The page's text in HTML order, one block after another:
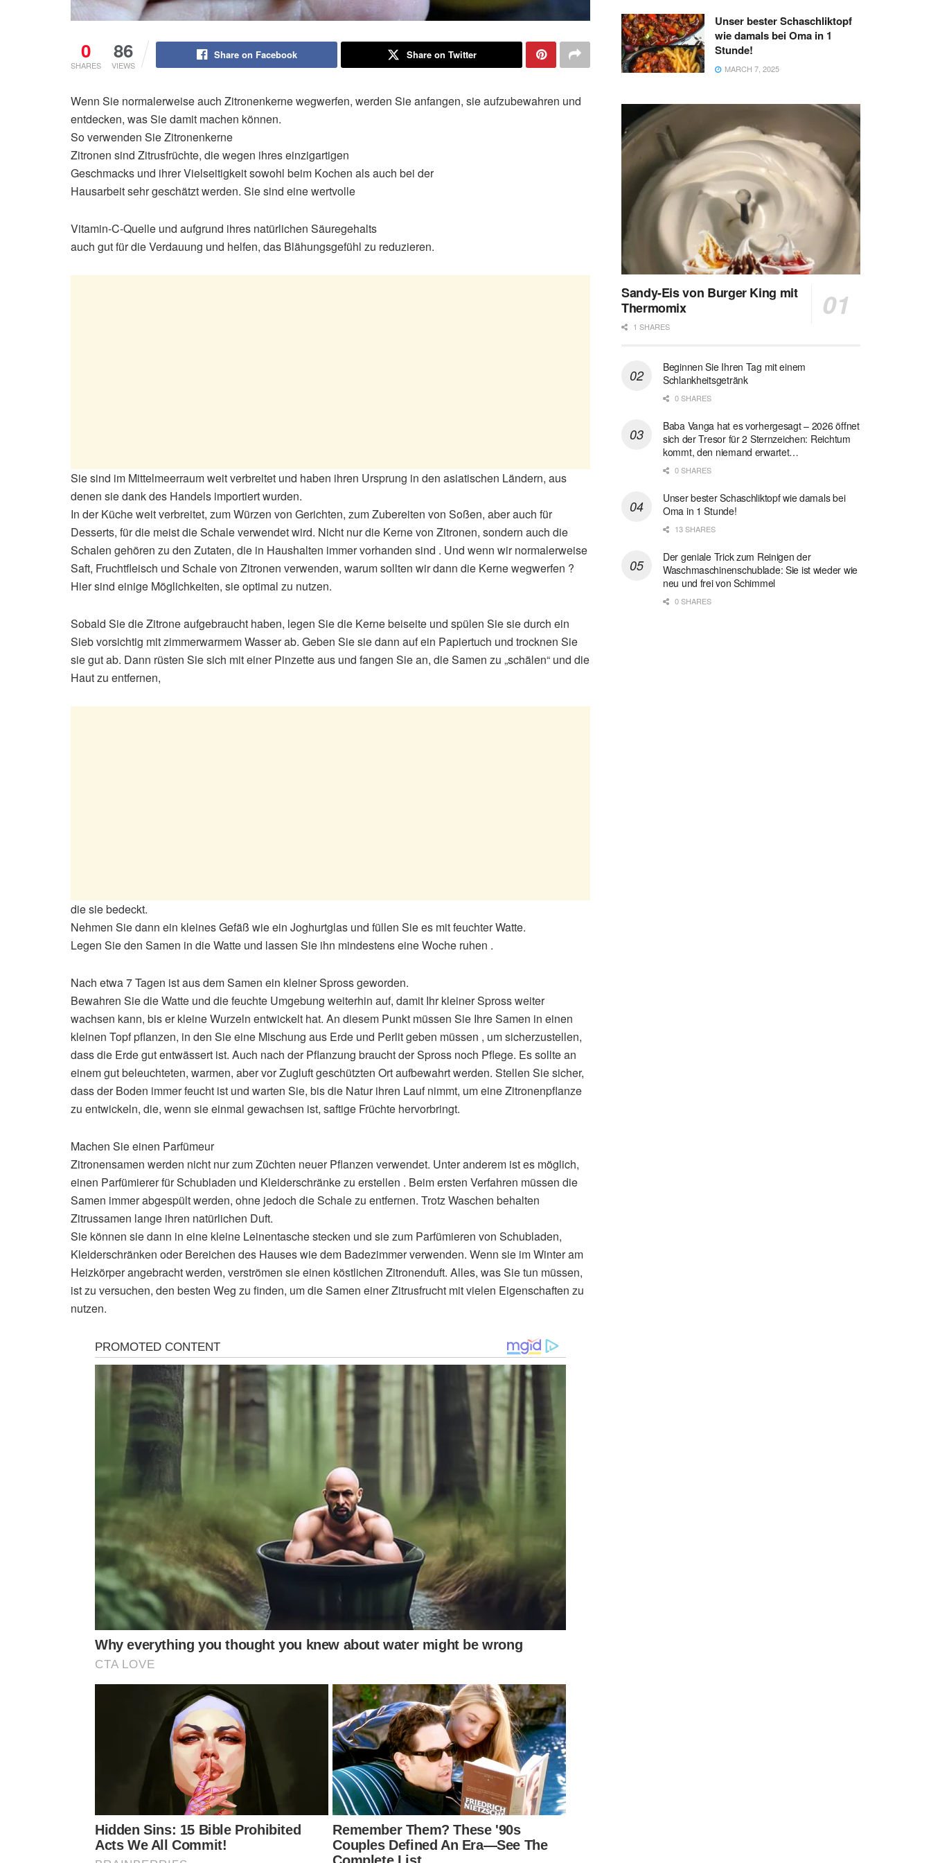
0
SHARES
86
VIEWS
Share on Facebook Share on Twitter
Wenn Sie normalerweise auch Zitronenkerne wegwerfen, werden Sie anfangen, sie aufzubewahren und
entdecken, was Sie damit machen können.
So verwenden Sie Zitronenkerne
Zitronen sind Zitrusfrüchte, die wegen ihres einzigartigen
Geschmacks und ihrer Vielseitigkeit sowohl beim Kochen als auch bei der
Hausarbeit sehr geschätzt werden. Sie sind eine wertvolle
Vitamin-C-Quelle und aufgrund ihres natürlichen Säuregehalts
auch gut für die Verdauung und helfen, das Blähungsgefühl zu reduzieren.
Sie sind im Mittelmeerraum weit verbreitet und haben ihren Ursprung in den asiatischen Ländern, aus
denen sie dank des Handels importiert wurden.
In der Küche weit verbreitet, zum Würzen von Gerichten, zum Zubereiten von Soßen, aber auch für
Desserts, für die meist die Schale verwendet wird. Nicht nur die Kerne von Zitronen, sondern auch die
Schalen gehören zu den Zutaten, die in Haushalten immer vorhanden sind . Und wenn wir normalerweise
Saft, Fruchtfleisch und Schale von Zitronen verwenden, warum sollten wir dann die Kerne wegwerfen ?
Hier sind einige Möglichkeiten, sie optimal zu nutzen.
Sobald Sie die Zitrone aufgebraucht haben, legen Sie die Kerne beiseite und spülen Sie sie durch ein
Sieb vorsichtig mit zimmerwarmem Wasser ab. Geben Sie sie dann auf ein Papiertuch und trocknen Sie
sie gut ab. Dann rüsten Sie sich mit einer Pinzette aus und fangen Sie an, die Samen zu „schälen“ und die
Haut zu entfernen,
die sie bedeckt.
Nehmen Sie dann ein kleines Gefäß wie ein Joghurtglas und füllen Sie es mit feuchter Watte.
Legen Sie den Samen in die Watte und lassen Sie ihn mindestens eine Woche ruhen .
Nach etwa 7 Tagen ist aus dem Samen ein kleiner Spross geworden.
Bewahren Sie die Watte und die feuchte Umgebung weiterhin auf, damit Ihr kleiner Spross weiter
wachsen kann, bis er kleine Wurzeln entwickelt hat. An diesem Punkt müssen Sie Ihre Samen in einen
kleinen Topf pflanzen, in den Sie eine Mischung aus Erde und Perlit geben müssen , um sicherzustellen,
dass die Erde gut entwässert ist. Auch nach der Pflanzung braucht der Spross noch Pflege. Es sollte an
einem gut beleuchteten, warmen, aber vor Zugluft geschützten Ort aufbewahrt werden. Stellen Sie sicher,
dass der Boden immer feucht ist und warten Sie, bis die Natur ihren Lauf nimmt, um eine Zitronenpflanze
zu entwickeln, die, wenn sie einmal gewachsen ist, saftige Früchte hervorbringt.
Machen Sie einen Parfümeur
Zitronensamen werden nicht nur zum Züchten neuer Pflanzen verwendet. Unter anderem ist es möglich,
einen Parfümierer für Schubladen und Kleiderschränke zu erstellen . Beim ersten Verfahren müssen die
Samen immer abgespült werden, ohne jedoch die Schale zu entfernen. Trotz Waschen behalten
Zitrussamen lange ihren natürlichen Duft.
Sie können sie dann in eine kleine Leinentasche stecken und sie zum Parfümieren von Schubladen,
Kleiderschränken oder Bereichen des Hauses wie dem Badezimmer verwenden. Wenn sie im Winter am
Heizkörper angebracht werden, verströmen sie einen köstlichen Zitronenduft. Alles, was Sie tun müssen,
ist zu versuchen, den besten Weg zu finden, um die Samen einer Zitrusfrucht mit vielen Eigenschaften zu
nutzen.
Unser bester Schaschliktopf
wie damals bei Oma in 1
Stunde!
MARCH 7, 2025
Sandy-Eis von Burger King mit
Thermomix
1 SHARES
Beginnen Sie Ihren Tag mit einem
Schlankheitsgetränk
0 SHARES
Baba Vanga hat es vorhergesagt – 2026 öffnet
sich der Tresor für 2 Sternzeichen: Reichtum
kommt, den niemand erwartet…
0 SHARES
Unser bester Schaschliktopf wie damals bei
Oma in 1 Stunde!
13 SHARES
Der geniale Trick zum Reinigen der
Waschmaschinenschublade: Sie ist wieder wie
neu und frei von Schimmel
0 SHARES